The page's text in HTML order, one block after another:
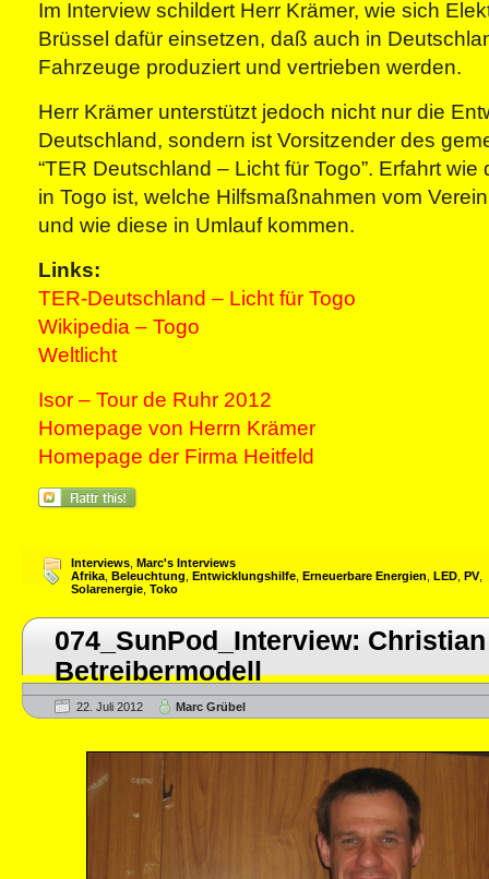
Im Interview schildert Herr Krämer, wie sich
Brüssel dafür einsetzen, daß auch in
Fahrzeuge produziert und vertrieben werden.
Herr Krämer unterstützt jedoch nicht nur die
Deutschland, sondern ist Vorsitzender des
“TER Deutschland – Licht für Togo”. Erfahrt
in Togo ist, welche Hilfsmaßnahmen vom
und wie diese in Umlauf kommen.
Links:
TER-Deutschland – Licht für Togo
Wikipedia – Togo
Weltlicht
Isor – Tour de Ruhr 2012
Homepage von Herrn Krämer
Homepage der Firma Heitfeld
Interviews Marc's Interviews
Afrika Beleuchtung Entwicklungshilfe Erneuerbare Energien LED PV,
Solarenergie Toko
074_SunPod_Interview:
Betreibermodell
22. Juli 2012 Marc Grübel